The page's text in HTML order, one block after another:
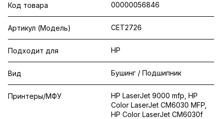
Код товара 00000056846
Артикул (Модель) CET2726
Подходит для HP
Вид Бушинг / Подшипник
Принтеры/МФУ
HP LaserJet 9000 mfp, HP
Color LaserJet CM6030 MFP,
HP Color LaserJet CM6030f